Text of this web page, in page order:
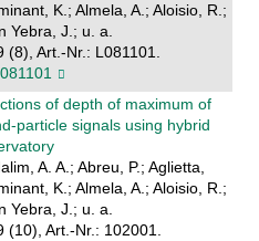
K.; Almela, A.; Aloisio, R.;
Yebra, J.; u. a.
(8), Art.-Nr.: L081101.
of depth of maximum of
particle signals using hybrid
A. A.; Abreu, P.; Aglietta,
K.; Almela, A.; Aloisio, R.;
Yebra, J.; u. a.
(10), Art.-Nr.: 102001.